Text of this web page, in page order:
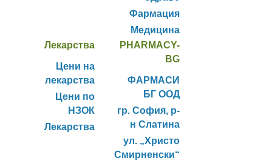
Фармация
Медицина
Лекарства
Цени на
лекарства
Цени по
НЗОК
Лекарства
PHARMACY-
BG
ФАРМАСИ
БГ ООД
гр. София, р-
н Слатина
ул. „Христо
Смирненски“